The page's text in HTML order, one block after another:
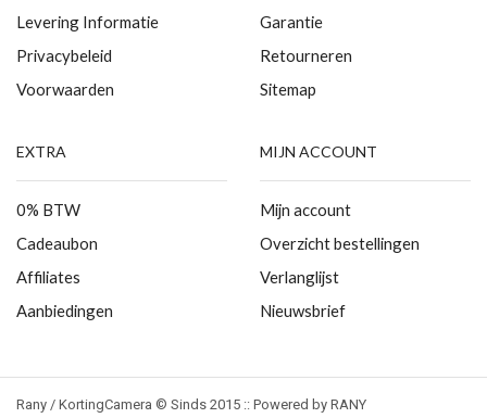
Levering Informatie
Privacybeleid
Voorwaarden
Garantie
Retourneren
Sitemap
EXTRA
0% BTW
Cadeaubon
Affiliates
Aanbiedingen
MIJN ACCOUNT
Mijn account
Overzicht bestellingen
Verlanglijst
Nieuwsbrief
Rany / KortingCamera © Sinds 2015 :: Powered by RANY